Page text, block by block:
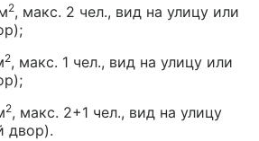
2, макс. 2 чел., вид на улицу или
2, макс. 1 чел., вид на улицу или
2, макс. 2+1 чел., вид на улицу
двор).